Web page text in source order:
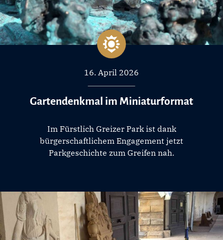
16. April 2026
Gartendenkmal im Miniaturformat
Im Fürstlich Greizer Park ist dank
bürgerschaftlichem Engagement jetzt
Parkgeschichte zum Greifen nah.